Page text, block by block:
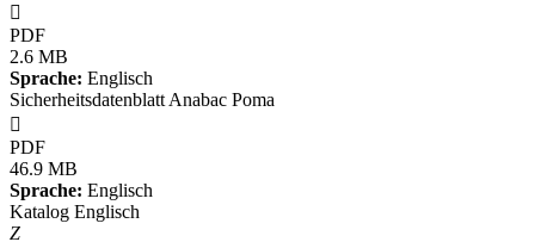

PDF
2.6 MB
Sprache: Englisch
Sicherheitsdatenblatt Anabac Poma

PDF
46.9 MB
Sprache: Englisch
Katalog Englisch
Z